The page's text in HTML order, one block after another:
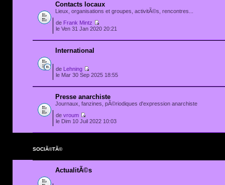
Contacts locaux
Lieux, organisations et groupes, activitÃ©s, rencontres...
de Frank Mintz
le Ven 31 Jan 2020 20:21
International
de
Lehning
le Mar 30 Sep 2025 18:55
Presse anarchiste
Journaux, fanzines, pÃ©riodiques d'expression anarchiste
de vroum
le Dim 10 Juil 2022 10:03
SOCIÃ©TÃ©
ActualitÃ©s